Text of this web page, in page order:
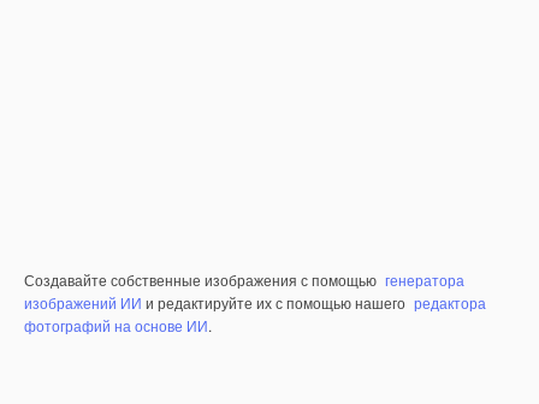
Создавайте собственные изображения с помощью генератора
изображений ИИ и редактируйте их с помощью нашего редактора
фотографий на основе ИИ.